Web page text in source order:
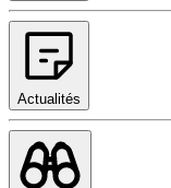
Actualités